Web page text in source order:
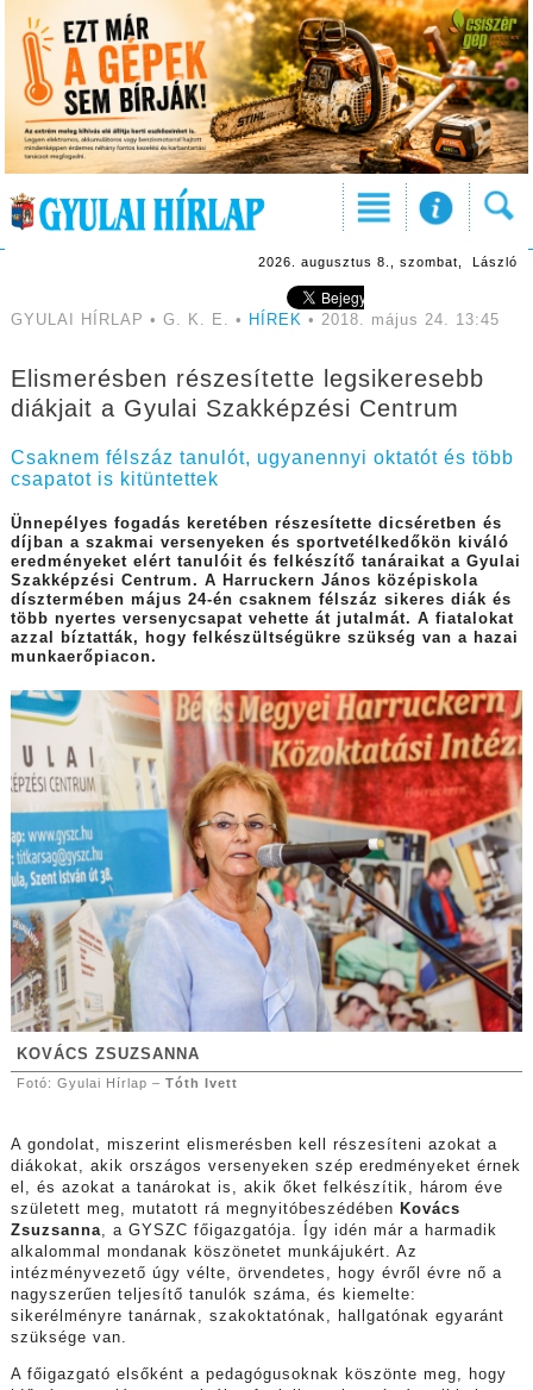
2026. augusztus 8., szombat, László
GYULAI HÍRLAP • G. K. E. • HÍREK • 2018. május 24. 13:45
Elismerésben részesítette legsikeresebb
diákjait a Gyulai Szakképzési Centrum
Csaknem félszáz tanulót, ugyanennyi oktatót és több
csapatot is kitüntettek
Ünnepélyes fogadás keretében részesítette dicséretben és
díjban a szakmai versenyeken és sportvetélkedőkön kiváló
eredményeket elért tanulóit és felkészítő tanáraikat a Gyulai
Szakképzési Centrum. A Harruckern János középiskola
dísztermében május 24-én csaknem félszáz sikeres diák és
több nyertes versenycsapat vehette át jutalmát. A fiatalokat
azzal bíztatták, hogy felkészültségükre szükség van a hazai
munkaerőpiacon.
KOVÁCS ZSUZSANNA
Fotó: Gyulai Hírlap – Tóth Ivett
A gondolat, miszerint elismerésben kell részesíteni azokat a
diákokat, akik országos versenyeken szép eredményeket érnek
el, és azokat a tanárokat is, akik őket felkészítik, három éve
született meg, mutatott rá megnyitóbeszédében Kovács
Zsuzsanna, a GYSZC főigazgatója. Így idén már a harmadik
alkalommal mondanak köszönetet munkájukért. Az
intézményvezető úgy vélte, örvendetes, hogy évről évre nő a
nagyszerűen teljesítő tanulók száma, és kiemelte:
sikerélményre tanárnak, szakoktatónak, hallgatónak egyaránt
szüksége van.
A főigazgató elsőként a pedagógusoknak köszönte meg, hogy